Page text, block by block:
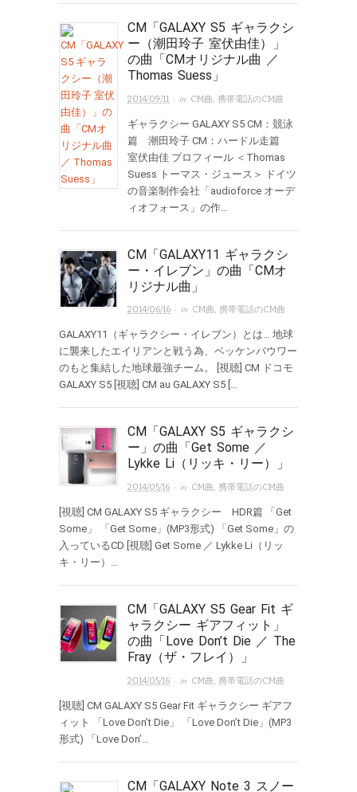
CM「GALAXY S5 ギャラクシ
ー（潮田玲子 室伏由佳）」
の曲「CMオリジナル曲 ／
Thomas Suess」
2014/09/11 · in CM曲,携帯電話のCM曲
ギャラクシー GALAXY S5 CM：競泳
篇 潮田玲子 CM：ハードル走篇
室伏由佳 プロフィール ＜Thomas
Suess トーマス・ジュース＞ ドイツ
の音楽制作会社「audioforce オーデ
ィオフォース」の作…
CM「GALAXY11 ギャラクシ
ー・イレブン」の曲「CMオ
リジナル曲」
2014/06/16 · in CM曲,携帯電話のCM曲
GALAXY11（ギャラクシー・イレブン）とは… 地球
に襲来したエイリアンと戦う為、ベッケンバウワー
のもと集結した地球最強チーム。 [視聴] CM ドコモ
GALAXY S5 [視聴] CM au GALAXY S5 […
CM「GALAXY S5 ギャラクシ
ー」の曲「Get Some ／
Lykke Li（リッキ・リー）」
2014/05/16 · in CM曲,携帯電話のCM曲
[視聴] CM GALAXY S5 ギャラクシー HDR篇 「Get
Some」 「Get Some」(MP3形式) 「Get Some」の
入っているCD [視聴] Get Some ／ Lykke Li（リッ
キ・リー）…
CM「GALAXY S5 Gear Fit ギ
ャラクシー ギアフィット」
の曲「Love Don’t Die ／ The
Fray（ザ・フレイ）」
2014/05/16 · in CM曲 ,携帯電話のCM曲
[視聴] CM GALAXY S5 Gear Fit ギャラクシー ギアフ
ィット 「Love Don’t Die」 「Love Don’t Die」(MP3
形式) 「Love Don’…
CM「GALAXY Note 3 スノー